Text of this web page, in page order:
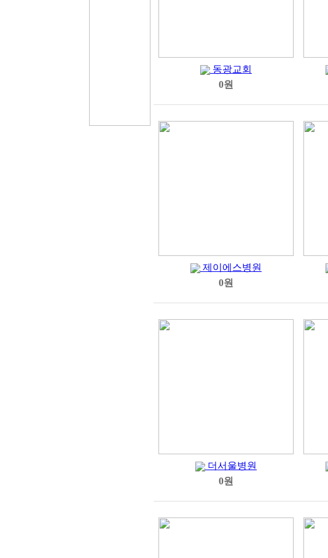
동광교회
0원
제이에스병원
0원
더서울병원
0원